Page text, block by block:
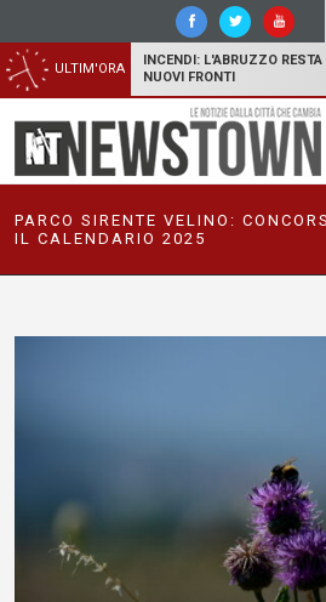
ULTIM'ORA
INCENDI: L'ABRUZZO
NUOVI FRONTI
PARCO SIRENTE VELINO:
IL CALENDARIO 2025